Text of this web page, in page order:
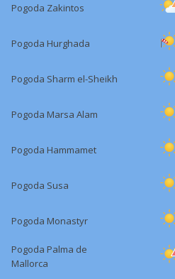
Pogoda Zakintos
Pogoda Hurghada
Pogoda Sharm el-Sheikh
Pogoda Marsa Alam
Pogoda Hammamet
Pogoda Susa
Pogoda Monastyr
Pogoda Palma de
Mallorca